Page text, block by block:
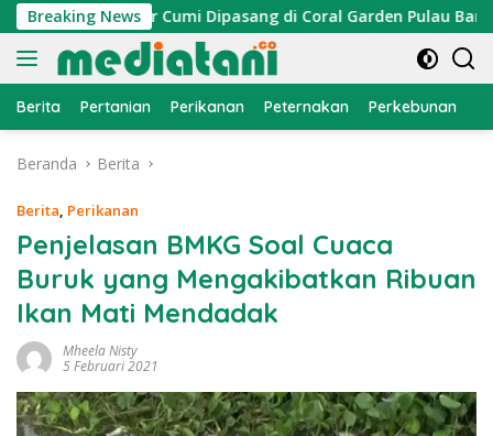
Langsung
ke
konten
Breaking News
Atraktor Cumi Dipasang di Coral Garden Pulau Barrang
Berita Pertanian Perikanan Peternakan Perkebunan
Beranda Berita
Berita, Perikanan
Penjelasan BMKG Soal Cuaca
Buruk yang Mengakibatkan Ribuan
Ikan Mati Mendadak
Mheela Nisty
5 Februari 2021